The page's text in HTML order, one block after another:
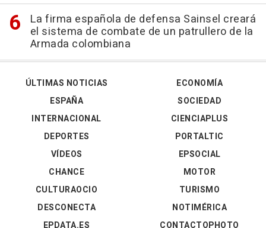
La firma española de defensa Sainsel creará
el sistema de combate de un patrullero de la
Armada colombiana
ÚLTIMAS NOTICIAS
ESPAÑA
INTERNACIONAL
DEPORTES
VÍDEOS
ECONOMÍA
SOCIEDAD
CIENCIAPLUS
PORTALTIC
EPSOCIAL
CHANCE
CULTURAOCIO
DESCONECTA
MOTOR
TURISMO
NOTIMÉRICA